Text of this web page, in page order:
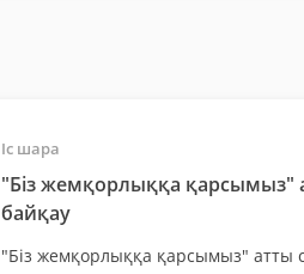
Іс шара
"Біз жемқорлыққа қарсымыз"
байқау
"Біз жемқорлыққа қарсымыз" атты